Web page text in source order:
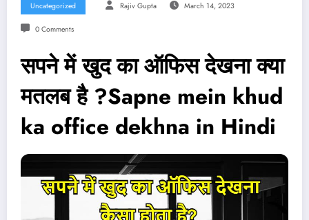
Uncategorized Rajiv Gupta March 14, 2023
0 Comments
सपने में खुद का ऑफिस देखना क्या
मतलब है ?Sapne mein khud
ka office dekhna in Hindi